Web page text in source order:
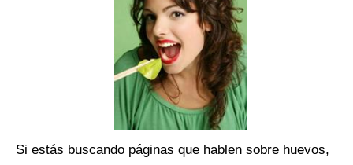
Si estás buscando páginas que hablen sobre huevos,